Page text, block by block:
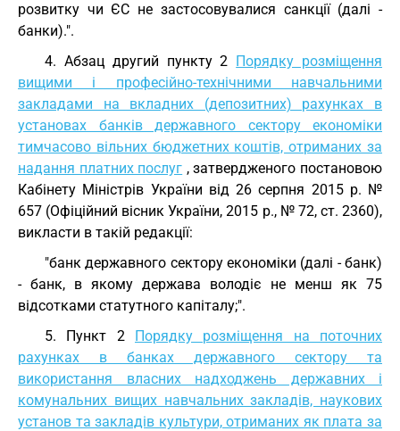
розвитку чи ЄС не застосовувалися санкції (далі -
банки).".
4. Абзац другий пункту 2 Порядку розміщення
вищими і професійно-технічними навчальними
закладами на вкладних (депозитних) рахунках в
установах банків державного сектору економіки
тимчасово вільних бюджетних коштів, отриманих за
надання платних послуг , затвердженого постановою
Кабінету Міністрів України від 26 серпня 2015 р. №
657 (Офіційний вісник України, 2015 р., № 72, ст. 2360),
викласти в такій редакції:
"банк державного сектору економіки (далі - банк)
- банк, в якому держава володіє не менш як 75
відсотками статутного капіталу;".
5. Пункт 2 Порядку розміщення на поточних
рахунках в банках державного сектору та
використання власних надходжень державних і
комунальних вищих навчальних закладів, наукових
установ та закладів культури, отриманих як плата за